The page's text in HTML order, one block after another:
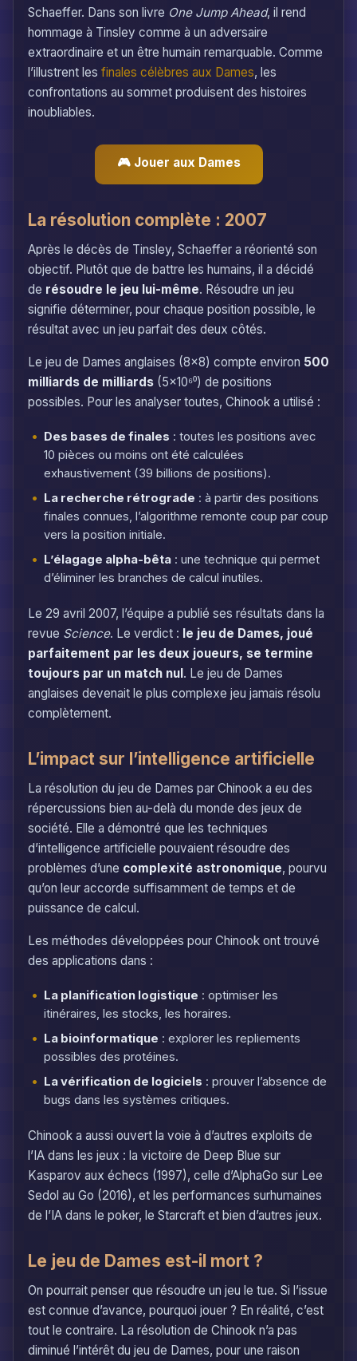
Schaeffer. Dans son livre One Jump Ahead, il rend
hommage à Tinsley comme à un adversaire
extraordinaire et un être humain remarquable. Comme
l’illustrent les finales célèbres aux Dames, les
confrontations au sommet produisent des histoires
inoubliables.
🎮 Jouer aux Dames
La résolution complète : 2007
Après le décès de Tinsley, Schaeffer a réorienté son
objectif. Plutôt que de battre les humains, il a décidé
de résoudre le jeu lui-même. Résoudre un jeu
signifie déterminer, pour chaque position possible, le
résultat avec un jeu parfait des deux côtés.
Le jeu de Dames anglaises (8×8) compte environ 500
milliards de milliards (5×10⁶⁰) de positions
possibles. Pour les analyser toutes, Chinook a utilisé :
Des bases de finales : toutes les positions avec
10 pièces ou moins ont été calculées
exhaustivement (39 billions de positions).
La recherche rétrograde : à partir des positions
finales connues, l’algorithme remonte coup par coup
vers la position initiale.
L’élagage alpha-bêta : une technique qui permet
d’éliminer les branches de calcul inutiles.
Le 29 avril 2007, l’équipe a publié ses résultats dans la
revue Science. Le verdict : le jeu de Dames, joué
parfaitement par les deux joueurs, se termine
toujours par un match nul. Le jeu de Dames
anglaises devenait le plus complexe jeu jamais résolu
complètement.
L’impact sur l’intelligence artificielle
La résolution du jeu de Dames par Chinook a eu des
répercussions bien au-delà du monde des jeux de
société. Elle a démontré que les techniques
d’intelligence artificielle pouvaient résoudre des
problèmes d’une complexité astronomique, pourvu
qu’on leur accorde suffisamment de temps et de
puissance de calcul.
Les méthodes développées pour Chinook ont trouvé
des applications dans :
La planification logistique : optimiser les
itinéraires, les stocks, les horaires.
La bioinformatique : explorer les repliements
possibles des protéines.
La vérification de logiciels : prouver l’absence de
bugs dans les systèmes critiques.
Chinook a aussi ouvert la voie à d’autres exploits de
l’IA dans les jeux : la victoire de Deep Blue sur
Kasparov aux échecs (1997), celle d’AlphaGo sur Lee
Sedol au Go (2016), et les performances surhumaines
de l’IA dans le poker, le Starcraft et bien d’autres jeux.
Le jeu de Dames est-il mort ?
On pourrait penser que résoudre un jeu le tue. Si l’issue
est connue d’avance, pourquoi jouer ? En réalité, c’est
tout le contraire. La résolution de Chinook n’a pas
diminué l’intérêt du jeu de Dames, pour une raison